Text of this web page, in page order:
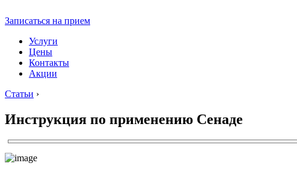
Записаться на прием
Услуги
Цены
Контакты
Акции
Статьи ›
Инструкция по применению Сенаде